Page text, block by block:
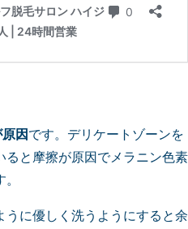
因 です。デリケートゾーンを
と摩擦が原因でメラニン色素
に優しく洗うようにすると余